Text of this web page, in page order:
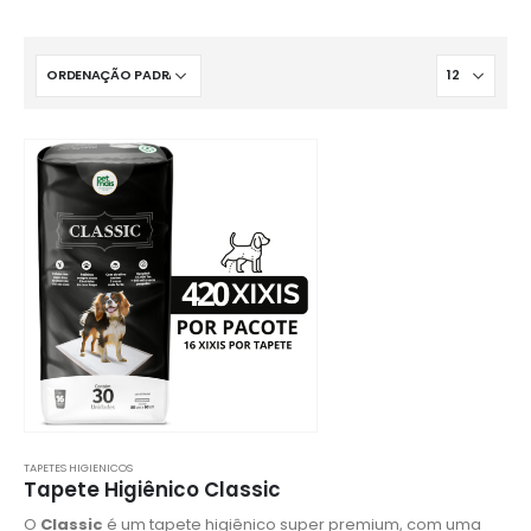
TAPETES HIGIENICOS
Tapete Higiênico Classic
O Classic é um tapete higiênico super premium, com uma